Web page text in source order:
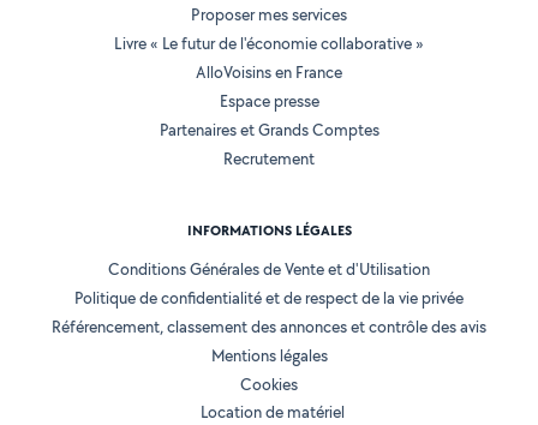
Proposer mes services
Livre « Le futur de l'économie collaborative »
AlloVoisins en France
Espace presse
Partenaires et Grands Comptes
Recrutement
INFORMATIONS LÉGALES
Conditions Générales de Vente et d'Utilisation
Politique de confidentialité et de respect de la vie privée
Référencement, classement des annonces et contrôle des avis
Mentions légales
Cookies
Location de matériel